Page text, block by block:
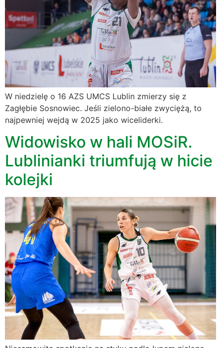
W niedzielę o 16 AZS UMCS Lublin zmierzy się z
Zagłębie Sosnowiec. Jeśli zielono-białe zwyciężą, to
najpewniej wejdą w 2025 jako wiceliderki.
Widowisko w hali MOSiR.
Lublinianki triumfują w hicie
kolejki